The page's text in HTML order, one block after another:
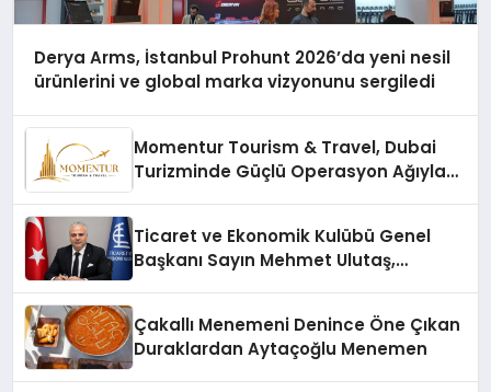
Derya Arms, İstanbul Prohunt 2026’da yeni nesil
ürünlerini ve global marka vizyonunu sergiledi
Momentur Tourism & Travel, Dubai
Turizminde Güçlü Operasyon Ağıyla
Ticaret ve Ekonomik Kulübü Genel
Başkanı Sayın Mehmet Ulutaş,
Çakallı Menemeni Denince Öne Çıkan
Duraklardan Aytaçoğlu Menemen